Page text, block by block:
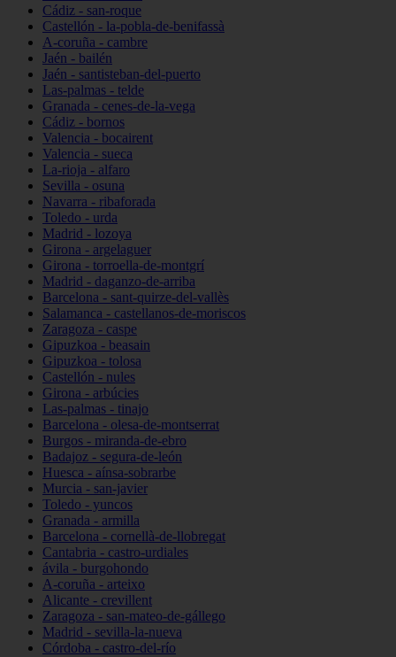
Cádiz - san-roque
Castellón - la-pobla-de-benifassà
A-coruña - cambre
Jaén - bailén
Jaén - santisteban-del-puerto
Las-palmas - telde
Granada - cenes-de-la-vega
Cádiz - bornos
Valencia - bocairent
Valencia - sueca
La-rioja - alfaro
Sevilla - osuna
Navarra - ribaforada
Toledo - urda
Madrid - lozoya
Girona - argelaguer
Girona - torroella-de-montgrí
Madrid - daganzo-de-arriba
Barcelona - sant-quirze-del-vallès
Salamanca - castellanos-de-moriscos
Zaragoza - caspe
Gipuzkoa - beasain
Gipuzkoa - tolosa
Castellón - nules
Girona - arbúcies
Las-palmas - tinajo
Barcelona - olesa-de-montserrat
Burgos - miranda-de-ebro
Badajoz - segura-de-león
Huesca - aínsa-sobrarbe
Murcia - san-javier
Toledo - yuncos
Granada - armilla
Barcelona - cornellà-de-llobregat
Cantabria - castro-urdiales
ávila - burgohondo
A-coruña - arteixo
Alicante - crevillent
Zaragoza - san-mateo-de-gállego
Madrid - sevilla-la-nueva
Córdoba - castro-del-río